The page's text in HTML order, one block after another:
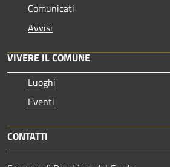
Comunicati
Avvisi
VIVERE IL COMUNE
Luoghi
Eventi
CONTATTI